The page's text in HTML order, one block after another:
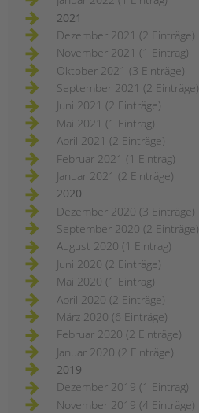
2021
Dezember 2021 (2 Einträge)
November 2021 (1 Eintrag)
Oktober 2021 (3 Einträge)
September 2021 (2 Einträge)
Juni 2021 (2 Einträge)
Mai 2021 (1 Eintrag)
April 2021 (2 Einträge)
Februar 2021 (1 Eintrag)
Januar 2021 (2 Einträge)
2020
Dezember 2020 (3 Einträge)
September 2020 (2 Einträge)
August 2020 (1 Eintrag)
Juni 2020 (2 Einträge)
Mai 2020 (1 Eintrag)
April 2020 (2 Einträge)
März 2020 (6 Einträge)
Februar 2020 (2 Einträge)
Januar 2020 (2 Einträge)
2019
Dezember 2019 (1 Eintrag)
November 2019 (4 Einträge)